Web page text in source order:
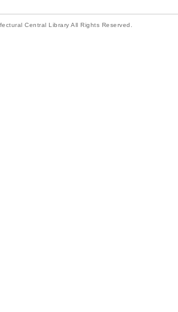
Central Library All Rights Reserved.